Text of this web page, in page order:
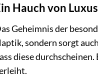
Hauch von
Geheimnis der
sondern sorgt
diese